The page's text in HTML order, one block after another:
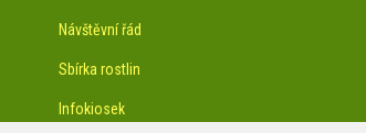
Návštěvní řád
Sbírka rostlin
Infokiosek